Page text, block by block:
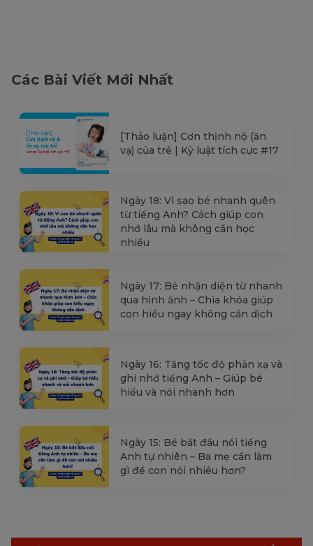
Các Bài Viết Mới Nhất
[Thảo luận] Cơn thịnh nộ (ăn
vạ) của trẻ | Kỷ luật tích cực #17
Ngày 18: Vì sao bé nhanh quên
từ tiếng Anh? Cách giúp con
nhớ lâu mà không cần học
nhiều
Ngày 17: Bé nhận diện từ nhanh
qua hình ảnh – Chìa khóa giúp
con hiểu ngay không cần dịch
Ngày 16: Tăng tốc độ phản xạ và
ghi nhớ tiếng Anh – Giúp bé
hiểu và nói nhanh hơn
Ngày 15: Bé bắt đầu nói tiếng
Anh tự nhiên – Ba mẹ cần làm
gì để con nói nhiều hơn?